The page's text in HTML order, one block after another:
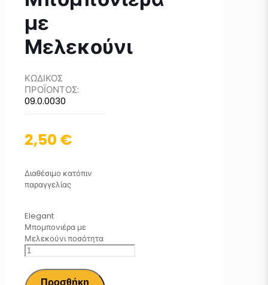
με
Μελεκούνι
ΚΩΔΙΚΟΣ
ΠΡΟΪΟΝΤΟΣ:
09.0.0030
2,50 €
Διαθέσιμο κατόπιν
παραγγελίας
Elegant
Μπομπονιέρα με
Μελεκούνι ποσότητα
Προσθήκη